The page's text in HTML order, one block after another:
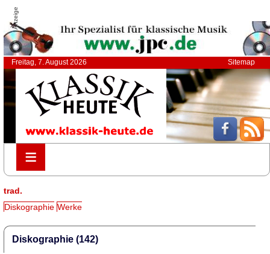
Anzeige
Freitag, 7. August 2026 Sitemap
≡
≡
trad.
Diskographie Werke
Diskographie (142)